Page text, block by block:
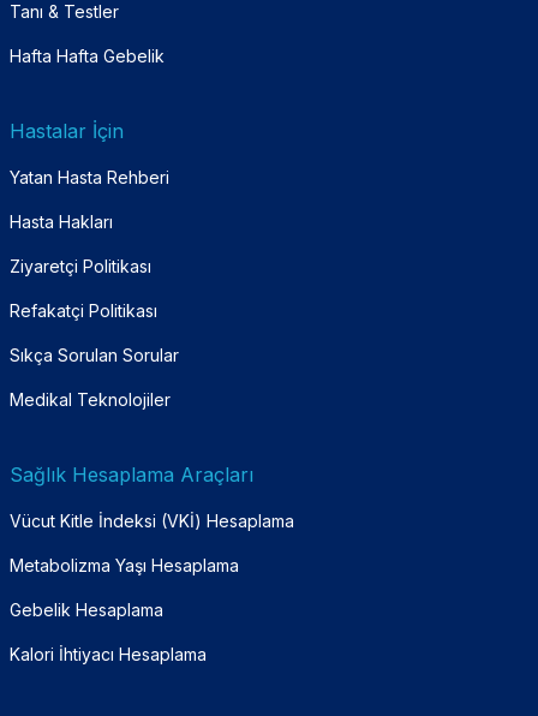
Tanı & Testler
Hafta Hafta Gebelik
Hastalar İçin
Yatan Hasta Rehberi
Hasta Hakları
Ziyaretçi Politikası
Refakatçi Politikası
Sıkça Sorulan Sorular
Medikal Teknolojiler
Sağlık Hesaplama Araçları
Vücut Kitle İndeksi (VKİ) Hesaplama
Metabolizma Yaşı Hesaplama
Gebelik Hesaplama
Kalori İhtiyacı Hesaplama